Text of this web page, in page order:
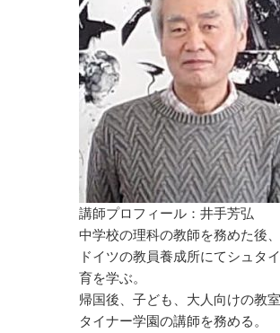
講師プロフィール：井手芳弘
中学校の理科の教師を務めた後、
ドイツの教員養成所にてシュタ
育を学ぶ。
帰国後、子ども、大人向けの教
タイナー学園の講師を務める。